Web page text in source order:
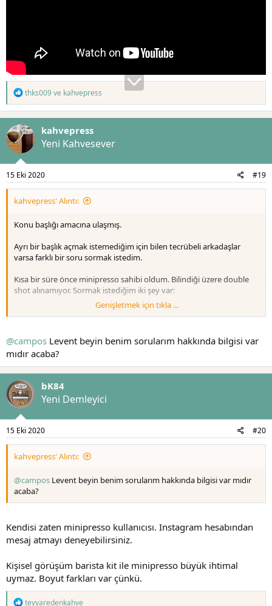
T
p
k
i
l
e
r
:
thks009ve kahvepress
kahvepress
Yeni Kahvesever
15 Eki 2020 #19
kahvepress' Alıntı:
Konu başlığı amacına ulaşmış.
Ayrı bir başlık açmak istemediğim için bilen tecrübeli arkadaşlar
varsa farklı bir soru sormak istedim.
Kısa bir süre önce minipresso sahibi oldum. Bilindiği üzere double
shot alınamıyor. Sormak istediğim iki şey var:
- piyasada minipresso için uyumlu kapsüller var mı? forumda bir kaç
olduğundan bahsediliyor. Bu kapsüller minipresso ile uyumlu mu?
Bu kapsüllerden alsam minipresso da kullanabilir miyim?
- birde nanopresso minipressonun bir üst modeli.. nanopresso da
double shot alabilmemize yarayan barista kit ekipmanı, minipresso
içinde uyumlu mu? uyumlu olması gerekir diye düşünüyorum ama
görmediğim için ve deneme şansım olmadığı bunun cevabını
internette bulamadım.
bilgili arkadaşlar cevap verirlerse harika olur.
Genişletmek için tıkla ...
@campos Levent beyin benim sorularım hakkında bilgisi var
mıdır acaba?
bK84
Yeni Demleyici
15 Eki 2020 #20
kahvepress' Alıntı:
@campos Levent beyin benim sorularım hakkında bilgisi var mıdır
acaba?
Kendisi zaten minipresso kullanıcısı. Instagram hesabından
mesaj atmayı deneyebilirsiniz.
Kişisel görüşüm barista kit ile minipresso büyük ihtimal
uymaz. Boyut farkları var çünkü.
T
teyyaredenkahve